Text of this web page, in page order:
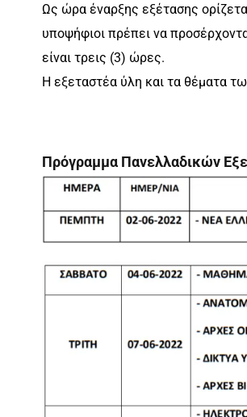
Ως ώρα έναρξης εξέτασης
υποψήφιοι πρέπει να
είναι τρεις (3) ώρες.
Η εξεταστέα ύλη και τα θέματα
Πρόγραμμα Πανελλαδικών